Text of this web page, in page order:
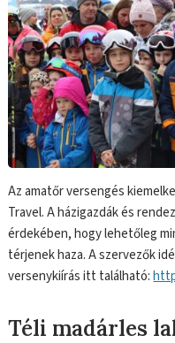
Az amatőr versengés
Travel. A házigazdák és
érdekében, hogy lehetőleg
térjenek haza. A szervezők
versenykiírás itt található:
Téli madárles